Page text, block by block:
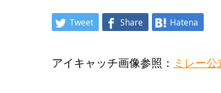
Tweet Share Hatena
アイキャッチ画像参照： ミレー公